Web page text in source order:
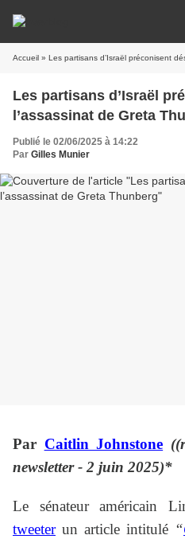
Accueil » Les partisans d’Israël préconisent
Les partisans d’Israël
l’assassinat de Greta
Publié le 02/06/2025 à 14:22
Par Gilles Munier
Par Caitlin Johnstone (
newsletter - 2 juin 2025)*
Le sénateur américain
tweeterun article intitulé “